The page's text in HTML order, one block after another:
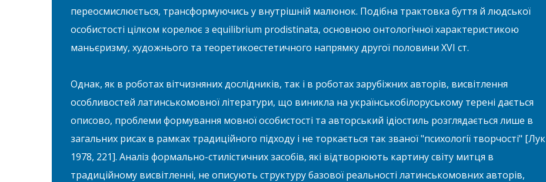
переосмислюється, трансформуючись у внутрішній малюнок. Подібна трактовка буття й людської
особистості цілком корелює з equilibrium prodistinata, основною онтологічної характеристикою
маньєризму, художнього та теоретикоестетичного напрямку другої половини ХVІ ст.
Однак, як в роботах вітчизняних дослідників, так і в роботах зарубіжних авторів, висвітлення
особливостей латинськомовної літератури, що виникла на українськобілоруському терені дається
описово, проблеми формування мовної особистості та авторський ідіостиль розглядається лише в
загальних рисах в рамках традиційного підходу і не торкається так званої "психології творчості" [Лук
1978, 221]. Аналіз формально-стилістичних засобів, які відтворюють картину світу митця в
традиційному висвітленні, не описують структуру базової реальності латинськомовних авторів,